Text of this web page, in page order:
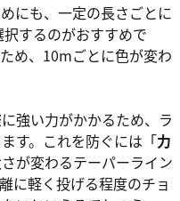
にも、一定の長さごとに
するのがおすすめで
め、10mごとに色が変わ
強い力がかかるため、ラ
す。これを防ぐには「力
が変わるテーパーライン
に軽く投げる程度のチョ